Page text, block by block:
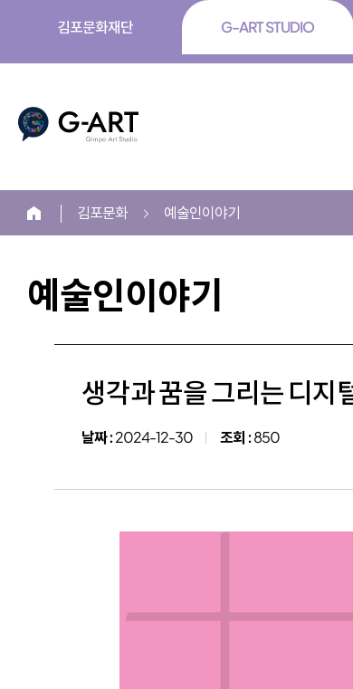
김포문화재단 G-ART STUDIO
G-ART
김포문화 예술인이야기
예술인이야기
생각과 꿈을 그리는 디지
날짜 :2024-12-30 조회 :850